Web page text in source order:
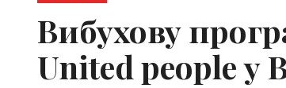
Вибухову
United people у